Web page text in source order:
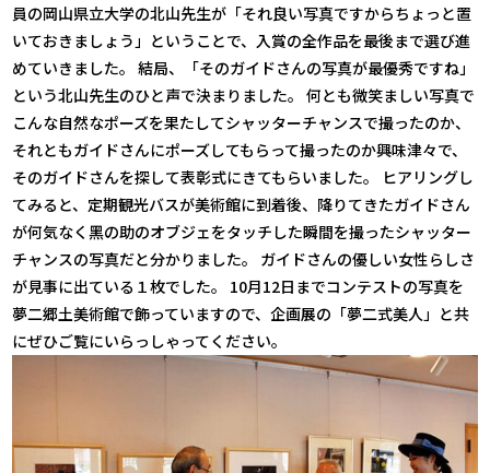
員の岡山県立大学の北山先生が「それ良い写真ですからちょっと置
いておきましょう」ということで、入賞の全作品を最後まで選び進
めていきました。 結局、「そのガイドさんの写真が最優秀ですね」
という北山先生のひと声で決まりました。 何とも微笑ましい写真で
こんな自然なポーズを果たしてシャッターチャンスで撮ったのか、
それともガイドさんにポーズしてもらって撮ったのか興味津々で、
そのガイドさんを探して表彰式にきてもらいました。 ヒアリングし
てみると、定期観光バスが美術館に到着後、降りてきたガイドさん
が何気なく黑の助のオブジェをタッチした瞬間を撮ったシャッター
チャンスの写真だと分かりました。 ガイドさんの優しい女性らしさ
が見事に出ている１枚でした。 10月12日までコンテストの写真を
夢二郷土美術館で飾っていますので、企画展の「夢二式美人」と共
にぜひご覧にいらっしゃってください。